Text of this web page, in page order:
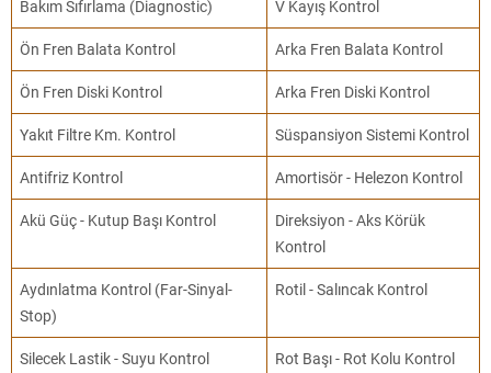
Bakım Sıfırlama (Diagnostic) V Kayış Kontrol
Ön Fren Balata Kontrol Arka Fren Balata Kontrol
Ön Fren Diski Kontrol Arka Fren Diski Kontrol
Yakıt Filtre Km. Kontrol Süspansiyon Sistemi Kontrol
Antifriz Kontrol Amortisör - Helezon Kontrol
Akü Güç - Kutup Başı Kontrol
Direksiyon - Aks Körük
Kontrol
Aydınlatma Kontrol (Far-Sinyal-
Stop)
Rotil - Salıncak Kontrol
Silecek Lastik - Suyu Kontrol Rot Başı - Rot Kolu Kontrol